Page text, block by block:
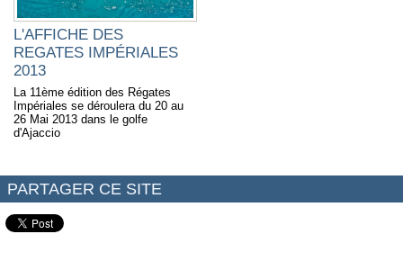
L'AFFICHE DES
REGATES IMPÉRIALES
2013
La 11ème édition des Régates
Impériales se déroulera du 20 au
26 Mai 2013 dans le golfe
d'Ajaccio
PARTAGER CE SITE